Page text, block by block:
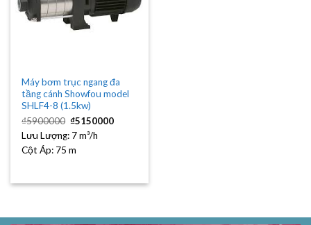
Máy bơm trục ngang đa
tầng cánh Showfou model
SHLF4-8 (1.5kw)
₫5900000 Giá
gốc
là:
₫5150000Giá
hiện
Lưu Lượng: 7 m³/h
Cột Áp: 75 m